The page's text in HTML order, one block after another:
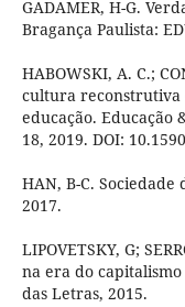
GADAMER, H-G.
Bragança Paulista:
HABOWSKI, A. C.;
cultura reconstrutiva
educação. Educação
18, 2019. DOI:
HAN, B-C. Sociedade
2017.
LIPOVETSKY, G;
na era do
das Letras, 2015.